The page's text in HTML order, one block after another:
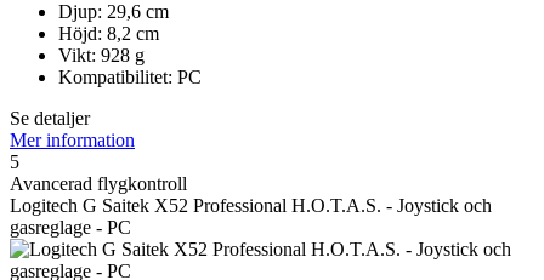
Djup: 29,6 cm
Höjd: 8,2 cm
Vikt: 928 g
Kompatibilitet: PC
Se detaljer
Mer information
5
Avancerad flygkontroll
Logitech G Saitek X52 Professional H.O.T.A.S. - Joystick och
gasreglage - PC